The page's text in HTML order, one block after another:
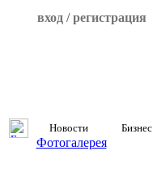
вход / регистрация
Новости Бизнес
Фотогалерея